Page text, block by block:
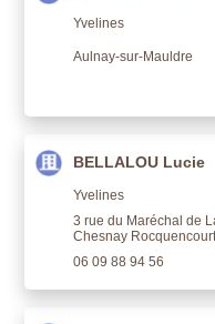
Yvelines
Aulnay-sur-Mauldre
BELLALOU Lucie
Yvelines
3 rue du Maréchal de
Chesnay
06 09 88 94 56